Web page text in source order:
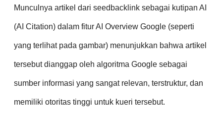
Munculnya artikel dari seedbacklink sebagai kutipan AI
(AI Citation) dalam fitur AI Overview Google (seperti
yang terlihat pada gambar) menunjukkan bahwa artikel
tersebut dianggap oleh algoritma Google sebagai
sumber informasi yang sangat relevan, terstruktur, dan
memiliki otoritas tinggi untuk kueri tersebut.